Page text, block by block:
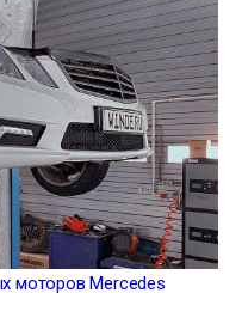
моторов Mercedes